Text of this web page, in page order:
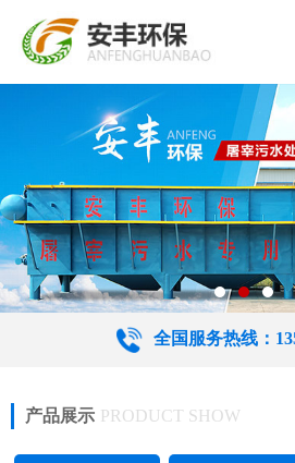
全国服务热线：
产品展示 PRODUCT SHOW